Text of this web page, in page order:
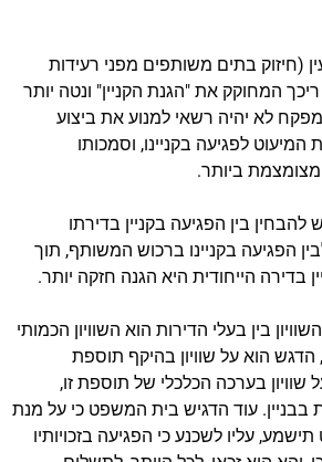
(חיזוק בתים משותפים מפני רעידות
תשס"ח-2008, ריכך המחוקק את "הגנת הקניין" ונטה יותר
לא יהיה רשאי למנוע את ביצוע
לפגיעה בקניינו, וסמכותו
ביותר.
בין הפגיעה בקניין בדירתו
הפגיעה בקניינו ברכוש המשותף, תוך
בדירה הייחודית היא הגנה חזקה יותר.
בין בעלי הדירות הוא השוויון הכמותי
הדגש הוא על שוויון בהיקף תוספת
שוויון בערכה הכלכלי של תוספת זו,
בבניין. עוד הדגיש בית המשפט כי על מנת
עליו לשכנע כי הפגיעה בזכויותיו